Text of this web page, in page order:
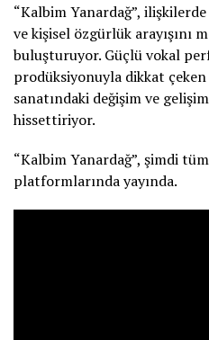
“Kalbim Yanardağ”, ilişkilerde
ve kişisel özgürlük arayışını
buluşturuyor. Güçlü vokal
prodüksiyonuyla dikkat çeken
sanatındaki değişim ve
hissettiriyor.
“Kalbim Yanardağ”, şimdi
platformlarında yayında.